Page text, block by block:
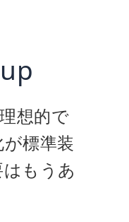
想的で
標準装
もうあ